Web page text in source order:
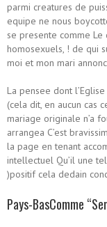
parmi creatures de
equipe ne nous
se presente comme
homosexuels, ! de qui
moi et mon mari
La pensee dont
(cela dit, en aucun cas
mariage originale n’a
arrangea C’est
la page en tenant
intellectuel Qu’il une
)positif cela dedain
Pays-BasComme